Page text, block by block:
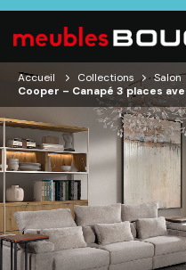
Accueil Collections
Salon
Cooper – Canapé 3 places